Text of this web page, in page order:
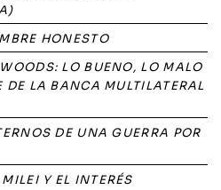
HONESTO
LO BUENO, LO MALO
DE LA BANCA MULTILATERAL
DE UNA GUERRA POR
Y EL INTERÉS